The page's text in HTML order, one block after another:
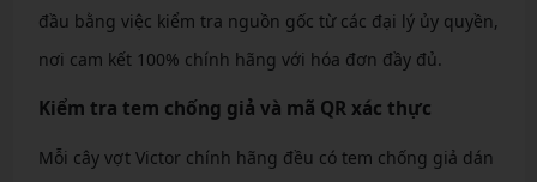
đầu bằng việc kiểm tra nguồn gốc từ các đại lý ủy quyền,
nơi cam kết 100% chính hãng với hóa đơn đầy đủ.
Kiểm tra tem chống giả và mã QR xác thực
Mỗi cây vợt Victor chính hãng đều có tem chống giả dán